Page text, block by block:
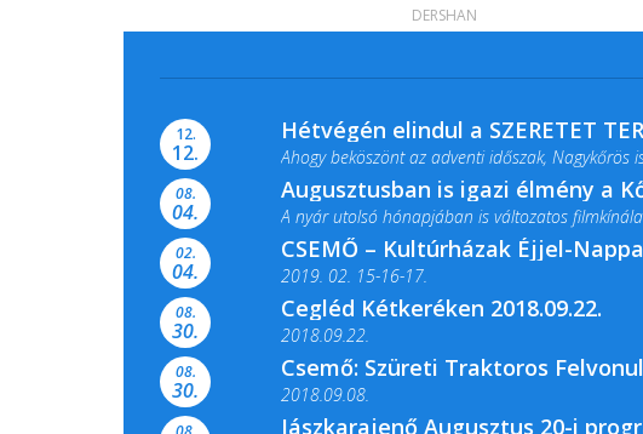
12.
12.
Hétvégén elindul a SZERETET
Ahogy beköszönt az adventi időszak, Nagykőrös
08.
04.
Augusztusban is igazi élmény a
A nyár utolsó hónapjában is változatos
02.
04.
CSEMŐ – Kultúrházak Éjjel-
2019. 02. 15-16-17.
Színes és tartalmas programokkal várja a Csemői
08.
30.
Cegléd Kétkeréken 2018.09.22.
2018.09.22.
08.
30.
Csemő: Szüreti Traktoros
2018.09.08.
Jászkarajenő Augusztus 20-i
DERSHAN